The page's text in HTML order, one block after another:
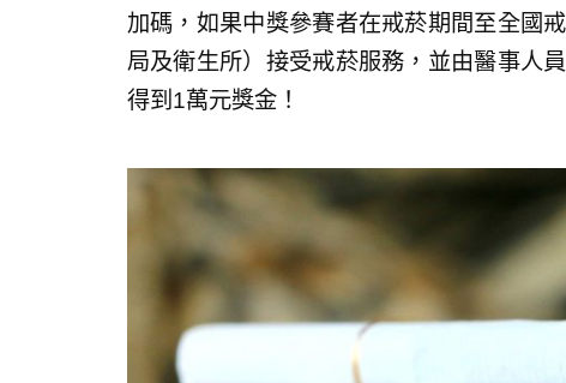
加碼，如果中獎參賽者在戒菸期間至全國
局及衛生所）接受戒菸服務，並由醫事人
得到1萬元獎金！